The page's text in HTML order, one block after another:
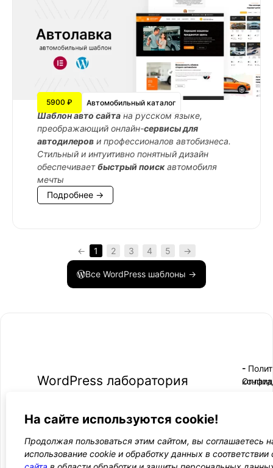
5900 ₽ Автомобильный каталог
Шаблон авто сайта на русском языке,
преображающий онлайн-сервисы для
автодилеров и профессионалов автобизнеса.
Стильный и интуитивно понятный дизайн
обеспечиваетбыстрый поискавтомобиля
мечты
Подробнее →
← 1 2 3 4 5 →
Все WordPress шаблоны →
WordPress лаборатория
2021 — 2026 - Обратная связь
-
-
Оплата
оферта
На сайте используются cookie!
Продолжая пользоваться этим сайтом, вы соглашаетесь
использование cookie и обработку данных в соответствии